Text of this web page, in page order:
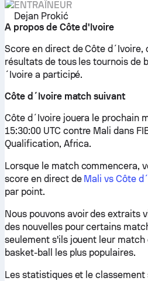
ENTRAÎNEUR
Dejan Prokić
A propos de Côte d'Ivoire
Score en direct de Côte
résultats de tous les tournois de
´Ivoire a participé.
Côte d´Ivoire match suivant
Côte d´Ivoire jouera le prochain
15:30:00 UTC contre Mali dans
Qualification, Africa.
Lorsque le match commencera,
score en direct de Mali vs Côte
par point.
Nous pouvons avoir des extraits
des nouvelles pour certains
seulement s'ils jouent leur match
basket-ball les plus populaires.
Les statistiques et le